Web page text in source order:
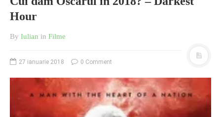
O poveste in care sexul se
confunda cu dragostea,
cinismul cu idealismul si
Hour
By Iulian in Filme
27 ianuarie 2018 0 Comment